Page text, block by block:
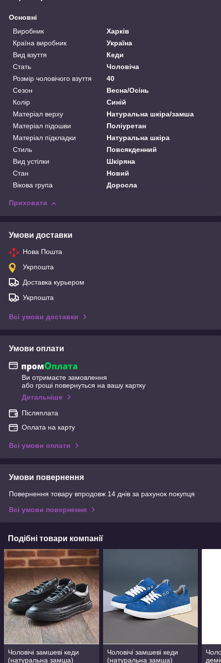
Основні
Виробник
Харків
Країна виробник
Україна
Вид взуття
Кеди
Стать
Чоловіча
Розмір чоловічого взуття
40
Сезон
Весна/Осінь
Колір
Синій
Матеріал верху
Натуральна шкіра/замша
Матеріал підошви
Поліуретан
Матеріал підкладки
Натуральна шкіра
Стиль
Повсякденний
Вид устілки
Шкіряна
Стан
Новий
Вікова група
Доросла
Приховати
Умови доставки
Нова Пошта
Укрпошта
Доставка курьером
Укрпошта
Всі умови доставки
Умови оплати
Ви отримаєте замовлення
або гроші повернуться на вашу картку
Детальніше
Післяплата
Оплата на карту
Всі умови оплати
Умови повернення
Повернення товару впродовж 14 днів за рахунок покупця
Всі умови повернення
Подібні товари компанії
Чоловічі замшеві кеди
(натуральна замша)
Чоловічі замшеві кеди
(натуральна замша)